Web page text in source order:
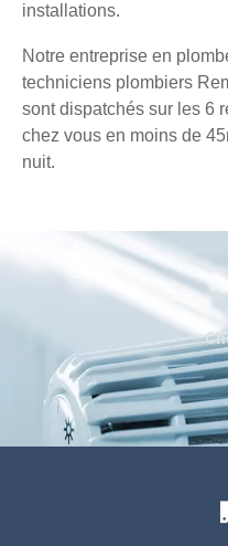
installations.
Notre entreprise en
techniciens plombiers
sont dispatchés sur les 6
chez vous en moins de
nuit.